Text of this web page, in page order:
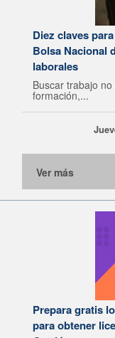
Diez claves
Bolsa Nacional
laborales
Buscar trabajo
formación,...
Ver más
Prepara gratis
para obtener